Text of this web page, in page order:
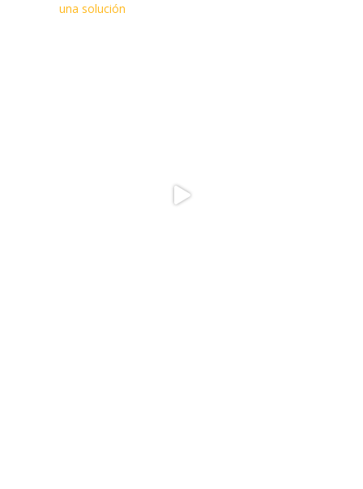
una solución